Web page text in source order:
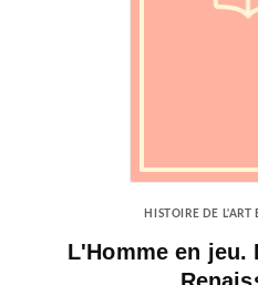
HISTOIRE DE L'ART
L'Homme en jeu.